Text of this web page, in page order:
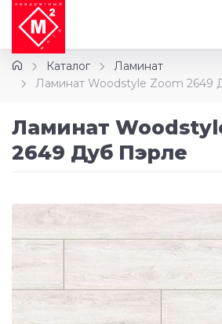
Каталог
Ламинат
Ламинат Woodstyle Zoom 2649
Ламинат
2649 Дуб Пэрле